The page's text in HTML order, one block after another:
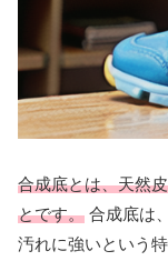
合成底とは、天然
とです。 合成底は、
汚れに強いという